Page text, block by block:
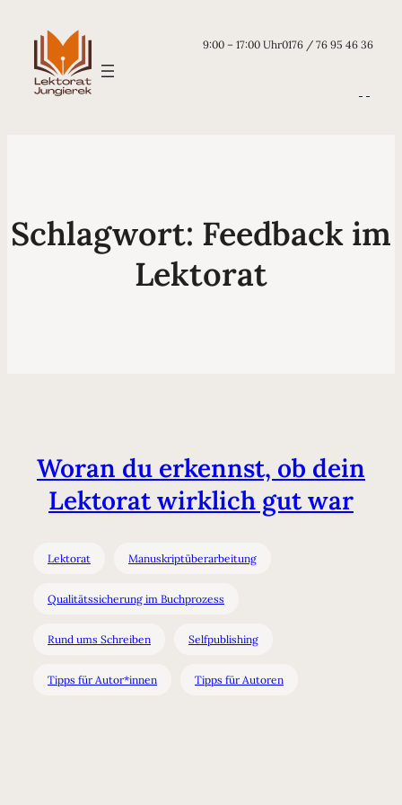
9:00 – 17:00 Uhr0176 / 76 95 46 36
Schlagwort: Feedback im
Lektorat
Woran du erkennst, ob dein
Lektorat wirklich gut war
Lektorat Manuskriptüberarbeitung
Qualitätssicherung im Buchprozess
Rund ums Schreiben Selfpublishing
Tipps für Autor*innen Tipps für Autoren